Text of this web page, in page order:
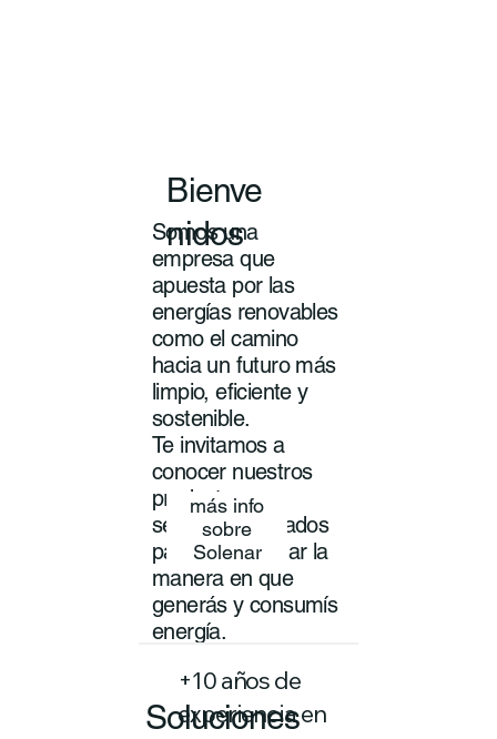
Bienve
nidos
Somos una
empresa que
apuesta por las
energías renovables
como el camino
hacia un futuro más
limpio, eficiente y
sostenible.
Te invitamos a
conocer nuestros
productos y
servicios pensados
para transformar la
manera en que
generás y consumís
energía.
más info
sobre
Solenar
Soluciones
+10 años de
experiencia en